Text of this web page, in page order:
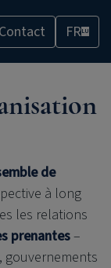
Contact FRLU
de
à long
les relations
prenantes–
gouvernements